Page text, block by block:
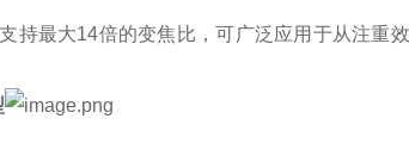
持最大14倍的变焦比，可广泛应用于从注重